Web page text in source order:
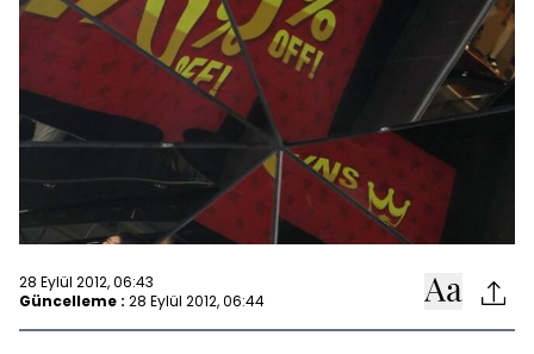
28 Eylül 2012, 06:43
Güncelleme : 28 Eylül 2012, 06:44